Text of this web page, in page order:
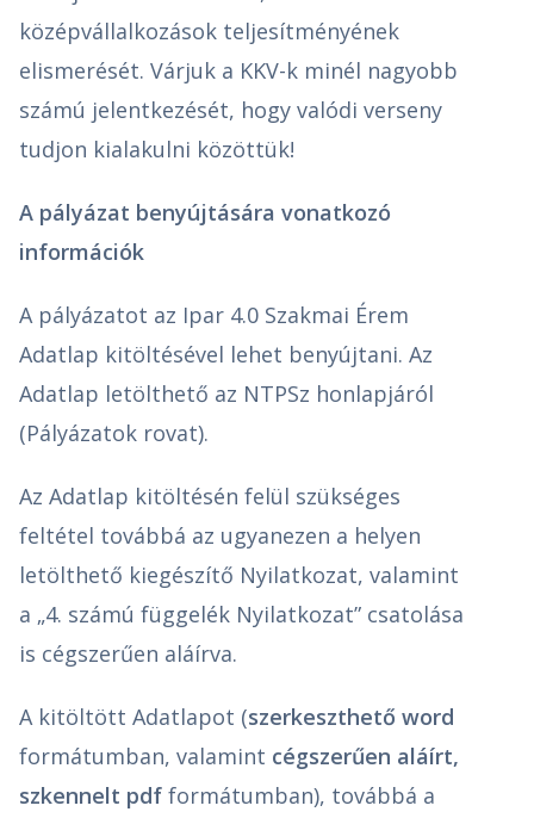
középvállalkozások teljesítményének
elismerését. Várjuk a KKV-k minél nagyobb
számú jelentkezését, hogy valódi verseny
tudjon kialakulni közöttük!
A pályázat benyújtására vonatkozó
információk
A pályázatot az Ipar 4.0 Szakmai Érem
Adatlap kitöltésével lehet benyújtani. Az
Adatlap letölthető az NTPSz honlapjáról
(Pályázatok rovat).
Az Adatlap kitöltésén felül szükséges
feltétel továbbá az ugyanezen a helyen
letölthető kiegészítő Nyilatkozat, valamint
a „4. számú függelék Nyilatkozat” csatolása
is cégszerűen aláírva.
A kitöltött Adatlapot (szerkeszthető word
formátumban, valamint cégszerűen aláírt,
szkennelt pdf formátumban), továbbá a